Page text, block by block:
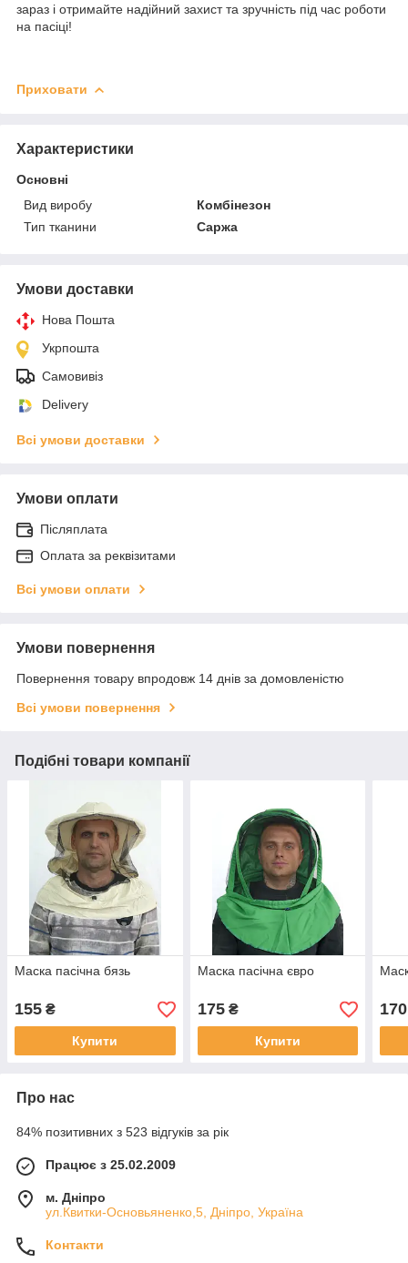
зараз і отримайте надійний захист та зручність під час роботи
на пасіці!
Приховати
Характеристики
Основні
Вид виробу
Комбінезон
Тип тканини
Саржа
Умови доставки
Нова Пошта
Укрпошта
Самовивіз
Delivery
Всі умови доставки
Умови оплати
Післяплата
Оплата за реквізитами
Всі умови оплати
Умови повернення
Повернення товару впродовж 14 днів за домовленістю
Всі умови повернення
Подібні товари компанії
Маска пасічна бязь
155 ₴
Купити
Маска пасічна євро
175₴
Купити
170
Про нас
84% позитивних з 523 відгуків за рік
Працює з 25.02.2009
м. Дніпро
ул.Квитки-Основьяненко,5, Дніпро, Україна
Контакти